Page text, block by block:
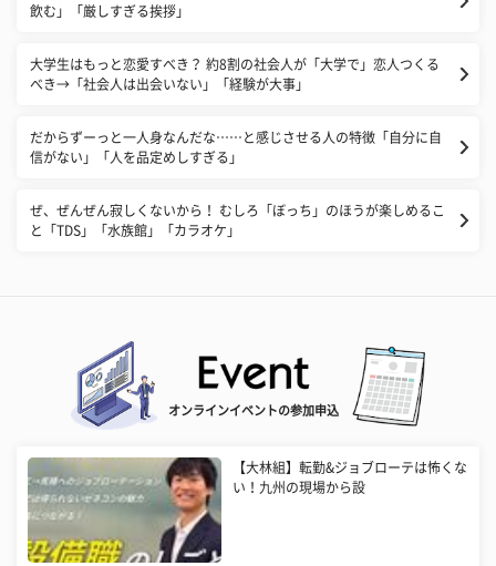
飲む」「厳しすぎる挨拶」
大学生はもっと恋愛すべき？ 約8割の社会人が「大学で」恋人つくる
べき→「社会人は出会いない」「経験が大事」
だからずーっと一人身なんだな……と感じさせる人の特徴「自分に自
信がない」「人を品定めしすぎる」
ぜ、ぜんぜん寂しくないから！ むしろ「ぼっち」のほうが楽しめるこ
と「TDS」「水族館」「カラオケ」
オンラインイベントの参加申込
【大林組】転勤&ジョブローテは怖くな
い！九州の現場から設